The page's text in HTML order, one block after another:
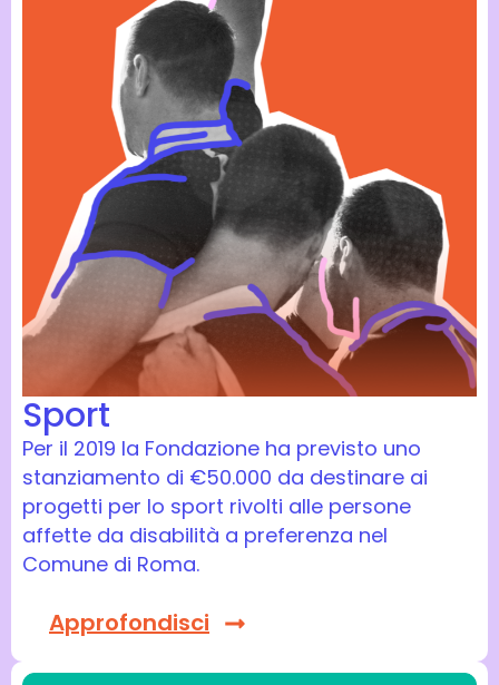
Sport
Per il 2019 la Fondazione ha previsto uno
stanziamento di €50.000 da destinare ai
progetti per lo sport rivolti alle persone
affette da disabilità a preferenza nel
Comune di Roma.
Approfondisci